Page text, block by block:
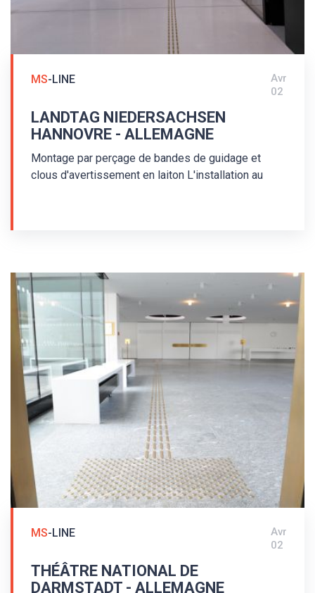
MS-LINE
Avr
02
LANDTAG NIEDERSACHSEN
HANNOVRE - ALLEMAGNE
Montage par perçage de bandes de guidage et
clous d'avertissement en laiton L'installation au
l'installation du système de guidage tactile au sol
pour non-voyants. Des bandes de guidage et clous
d'avertissement avec tiges - montage par perçage -
ont été utilisés. Les indicateurs au sol sont
agencés dans le respect de la norme allemande
DIN 32984 - Composants au sol des espaces
publics.
MS-LINE
Avr
02
THÉÂTRE NATIONAL DE
DARMSTADT - ALLEMAGNE